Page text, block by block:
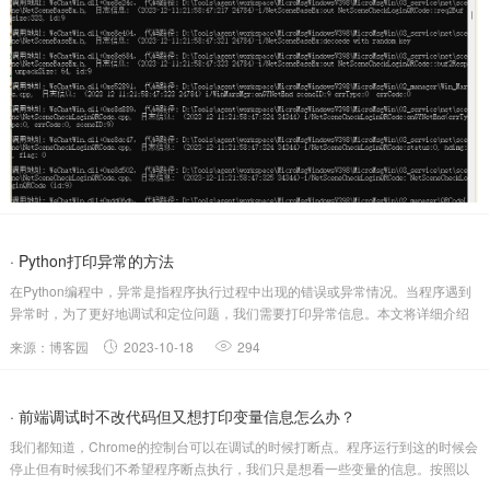
· Python打印异常的方法
在Python编程中，异常是指程序执行过程中出现的错误或异常情况。当程序遇到
异常时，为了更好地调试和定位问题，我们需要打印异常信息。本文将详细介绍
异常在Python中，我们可以使用try-except语句来捕.....
来源：博客园 2023-10-18 294
· 前端调试时不改代码但又想打印变量信息怎么办？
我们都知道，Chrome的控制台可以在调试的时候打断点。程序运行到这的时候会
停止但有时候我们不希望程序断点执行，我们只是想看一些变量的信息。按照以